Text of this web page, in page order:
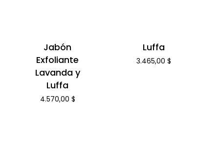
Jabón
Exfoliante
Lavanda y
Luffa
4.570,00 $
Luffa
3.465,00 $